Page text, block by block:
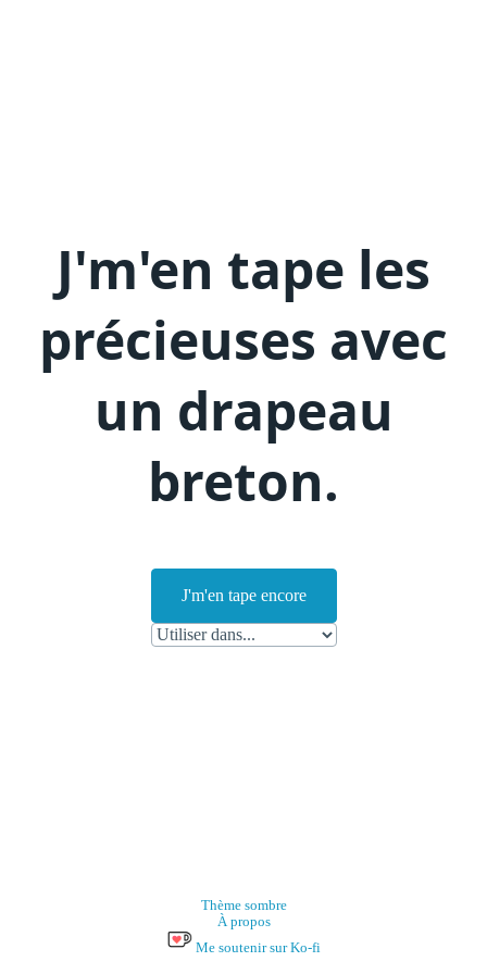
J'm'en tape les
précieuses avec
un drapeau
breton.
J'm'en tape encore
Thème sombre
À propos
Me soutenir sur Ko-fi